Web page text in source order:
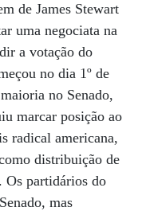
de James Stewart
uma negociata na
a votação do
no dia 1º de
no Senado,
marcar posição ao
radical americana,
distribuição de
Os partidários do
mas